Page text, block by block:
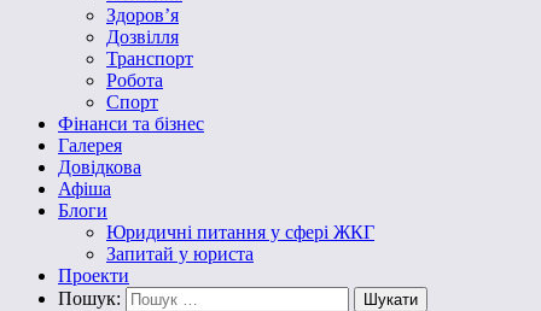
Здоров’я
Дозвілля
Транспорт
Робота
Спорт
Фінанси та бізнес
Галерея
Довідкова
Афіша
Блоги
Юридичні питання у сфері ЖКГ
Запитай у юриста
Проекти
Пошук: